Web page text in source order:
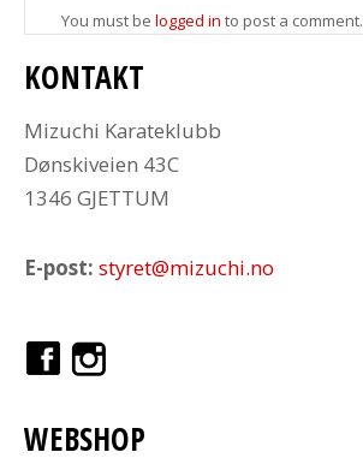
You must be logged in to post a comment.
KONTAKT
Mizuchi Karateklubb
Dønskiveien 43C
1346 GJETTUM
E-post: styret@mizuchi.no
WEBSHOP